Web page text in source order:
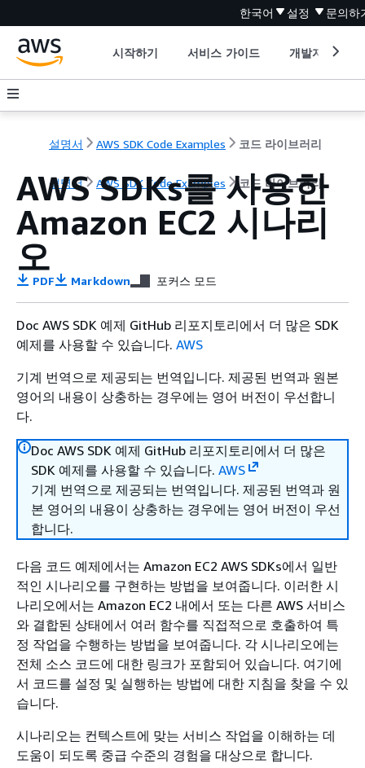
한국어 설정 문의하
시작하기 서비스 가이드 개발자 도구
설명서 AWS SDK Code Examples 코드 라이브러리
설명서 AWS SDK Code Examples 코드 라이브러리
AWS SDKs를 사용한
Amazon EC2 시나리
오
PDF Markdown 포커스 모드
Doc AWS SDK 예제 GitHub 리포지토리에서 더 많은 SDK
예제를 사용할 수 있습니다. AWS
기계 번역으로 제공되는 번역입니다. 제공된 번역과 원본
영어의 내용이 상충하는 경우에는 영어 버전이 우선합니
다.
Doc AWS SDK 예제 GitHub 리포지토리에서 더 많은
SDK 예제를 사용할 수 있습니다. AWS
기계 번역으로 제공되는 번역입니다. 제공된 번역과 원
본 영어의 내용이 상충하는 경우에는 영어 버전이 우선
합니다.
다음 코드 예제에서는 Amazon EC2 AWS SDKs에서 일반
적인 시나리오를 구현하는 방법을 보여줍니다. 이러한 시
나리오에서는 Amazon EC2 내에서 또는 다른 AWS 서비스
와 결합된 상태에서 여러 함수를 직접적으로 호출하여 특
정 작업을 수행하는 방법을 보여줍니다. 각 시나리오에는
전체 소스 코드에 대한 링크가 포함되어 있습니다. 여기에
서 코드를 설정 및 실행하는 방법에 대한 지침을 찾을 수 있
습니다.
시나리오는 컨텍스트에 맞는 서비스 작업을 이해하는 데
도움이 되도록 중급 수준의 경험을 대상으로 합니다.